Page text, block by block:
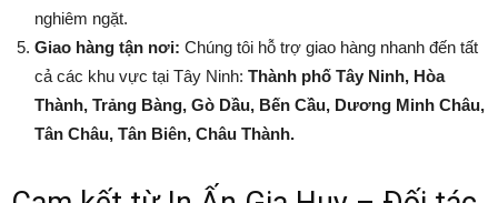
nghiêm ngặt.
Giao hàng tận nơi: Chúng tôi hỗ trợ giao hàng nhanh đến tất
cả các khu vực tại Tây Ninh: Thành phố Tây Ninh, Hòa
Thành, Trảng Bàng, Gò Dầu, Bến Cầu, Dương Minh Châu,
Tân Châu, Tân Biên, Châu Thành.